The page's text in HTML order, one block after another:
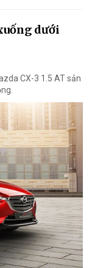
dưới
CX-3 1.5 AT sản